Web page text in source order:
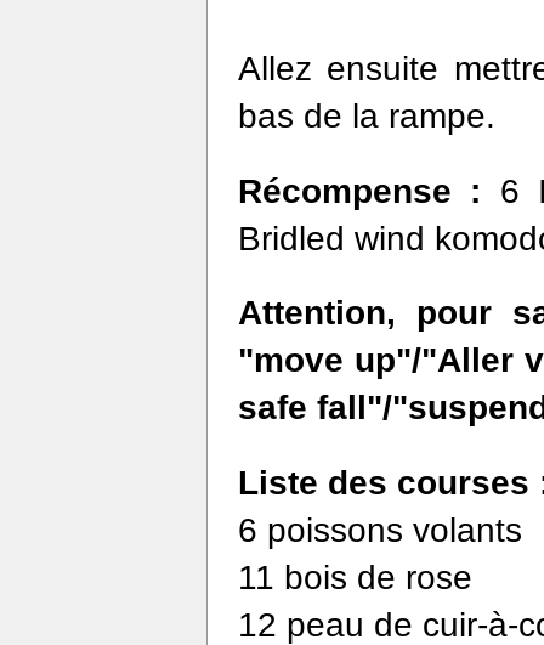
Allez ensuite
bas de la rampe.
Récompense : 6
Bridled wind
Attention, pour
"move up"/"Aller
safe fall"/
Liste des courses
6 poissons volants
11 bois de rose
12 peau de cuir-à-